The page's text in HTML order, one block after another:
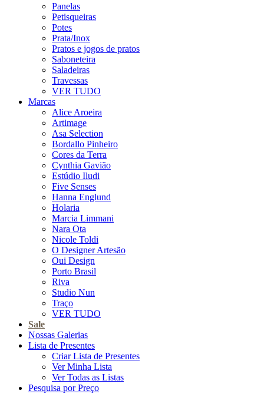
Panelas
Petisqueiras
Potes
Prata/Inox
Pratos e jogos de pratos
Saboneteira
Saladeiras
Travessas
VER TUDO
Marcas
Alice Aroeira
Artimage
Asa Selection
Bordallo Pinheiro
Cores da Terra
Cynthia Gavião
Estúdio Iludi
Five Senses
Hanna Englund
Holaria
Marcia Limmani
Nara Ota
Nicole Toldi
O Designer Artesão
Oui Design
Porto Brasil
Riva
Studio Nun
Traço
VER TUDO
Sale
Nossas Galerias
Lista de Presentes
Criar Lista de Presentes
Ver Minha Lista
Ver Todas as Listas
Pesquisa por Preço